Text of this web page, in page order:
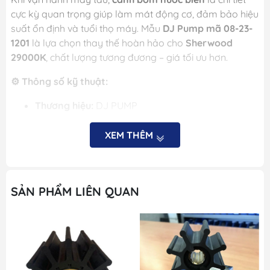
cực kỳ quan trọng giúp làm mát động cơ, đảm bảo hiệu
suất ổn định và tuổi thọ máy. Mẫu DJ Pump mã 08-23-
1201 là lựa chọn thay thế hoàn hảo cho Sherwood
29000K, chất lượng tương đương – giá tối ưu hơn.
⚙️ Thông số kỹ thuật:
08-23-1201
Cao su chuyên dụng (Neoprene hoặc
Trục:Dạng spline tiêu chuẩn, lắp vừa khít các
model bơm tương thích Sherwood.
XEM THÊM
SẢN PHẨM LIÊN QUAN